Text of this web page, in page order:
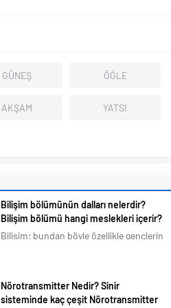
GÜNEŞ ÖĞLE
AKŞAM YATSI
Bilişim bölümünün dalları nelerdir?
Bilişim bölümü hangi meslekleri içerir?
Bilişim; bundan böyle özellikle gençlerin
en basit bir şeyi bile akıllı telefonlarımız
üzerindeki uygulamalardan...
Nörotransmitter Nedir? Sinir
sisteminde kaç çeşit Nörotransmitter